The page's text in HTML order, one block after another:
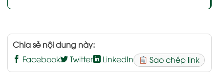
Chia sẻ nội dung này:
Facebook
Twitter LinkedIn Sao chép link